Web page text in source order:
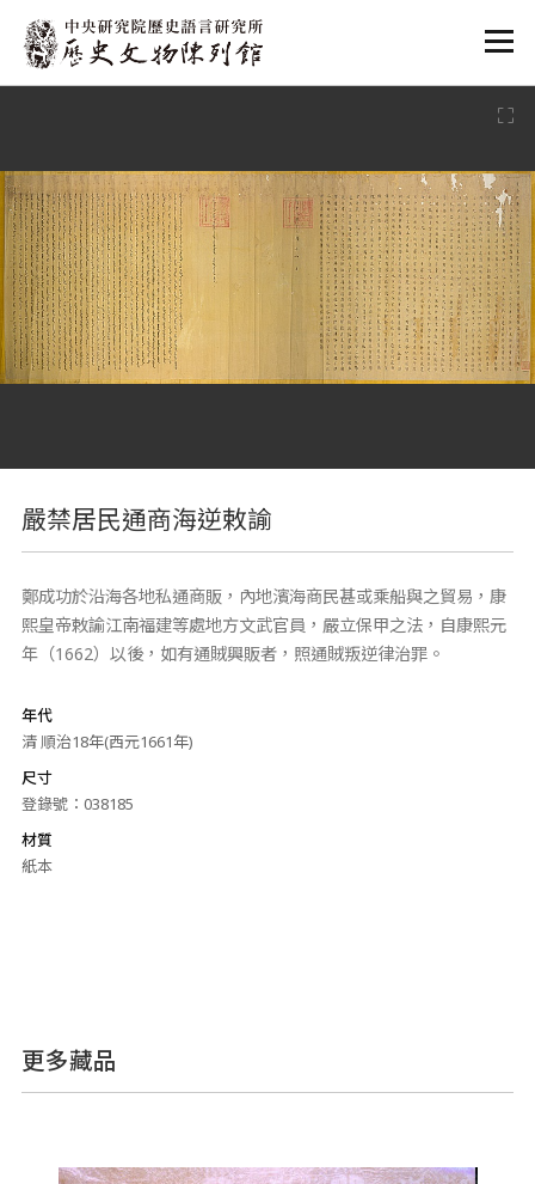
:::
嚴禁居民通商海逆敕諭
鄭成功於沿海各地私通商販，內地濱海商民甚或乘船與之貿易，康
熙皇帝敕諭江南福建等處地方文武官員，嚴立保甲之法，自康熙元
年（1662）以後，如有通賊興販者，照通賊叛逆律治罪。
年代
清 順治18年(西元1661年)
尺寸
登錄號：038185
材質
紙本
更多藏品